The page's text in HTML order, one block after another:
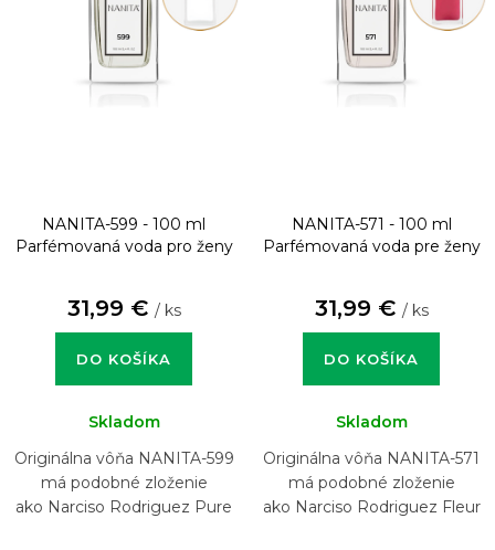
NANITA-599 - 100 ml
Parfémovaná voda pro ženy
31,99 € / ks
DO KOŠÍKA
Skladom
Originálna vôňa NANITA-599
má podobné zloženie
ako Narciso Rodriguez Pure
NANITA-571 - 100 ml
Parfémovaná voda pre ženy
31,99 € / ks
DO KOŠÍKA
Skladom
Originálna vôňa NANITA-571
má podobné zloženie
ako Narciso Rodriguez Fleur